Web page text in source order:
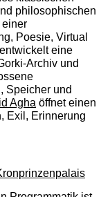
philosophischen
einer
Poesie, Virtual
eine
Archiv und
Speicher und
Aghaöffnet einen
Exil, Erinnerung